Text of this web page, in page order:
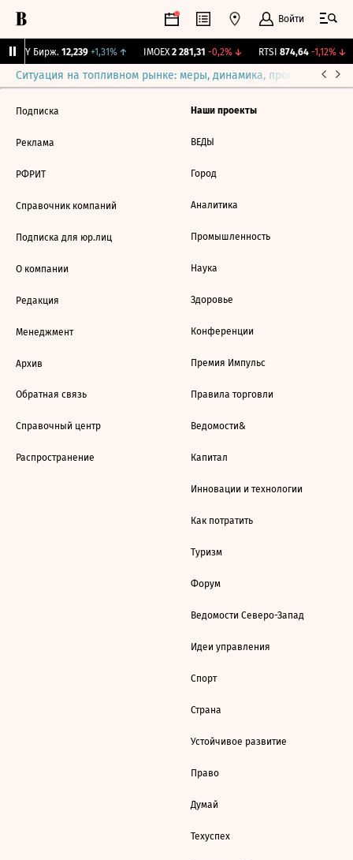
Войти
CNY Бирж. 12,239 +1,31%↑ IMOEX 2 281,31 -0,2%↓ RTSI 874,64 -1,12%↓
Ситуация на топливном рынке: меры, динамика, прогнозы
Подписка
Реклама
РФРИТ
Справочник компаний
Подписка для юр.лиц
О компании
Редакция
Менеджмент
Архив
Обратная связь
Справочный центр
Распространение
Наши проекты
ВЕДЫ
Город
Аналитика
Промышленность
Наука
Здоровье
Конференции
Премия Импульс
Правила торговли
Ведомости&
Капитал
Инновации и технологии
Как потратить
Туризм
Форум
Ведомости Северо-Запад
Идеи управления
Спорт
Страна
Устойчивое развитие
Право
Думай
Техуспех